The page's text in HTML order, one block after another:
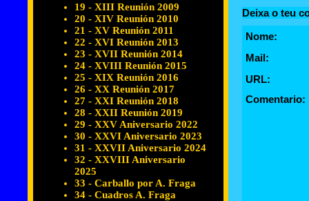
19 - XIII Reunión 2009
20 - XIV Reunión 2010
21 - XV Reunión 2011
22 - XVI Reunión 2013
23 - XVII Reunión 2014
24 - XVIII Reunión 2015
25 - XIX Reunión 2016
26 - XX Reunión 2017
27 - XXI Reunión 2018
28 - XXII Reunión 2019
29 - XXV Aniversario 2022
30 - XXVI Aniversario 2023
31 - XXVII Aniversario 2024
32 - XXVIII Aniversario
2025
33 - Carballo por A. Fraga
34 - Cuadros A. Fraga
Deixa o teu
Nome:
Mail:
URL:
Comentario: